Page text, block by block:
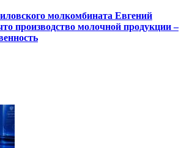
молкомбината Евгений
производство молочной продукции –